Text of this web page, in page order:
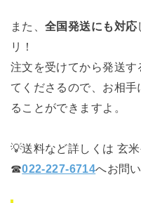
また、全国発送にも対応
リ！
注文を受けてから発送
てくださるので、お相
ることができますよ。
💡送料など詳しくは 玄
☎022-227-6714へお問